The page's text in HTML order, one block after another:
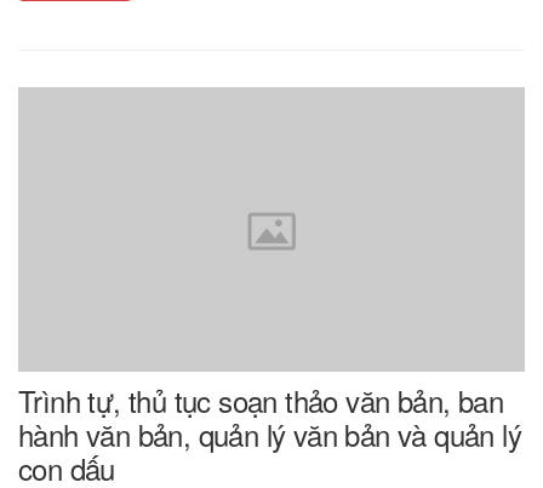
Trình tự, thủ tục soạn thảo văn bản, ban
hành văn bản, quản lý văn bản và quản lý
con dấu